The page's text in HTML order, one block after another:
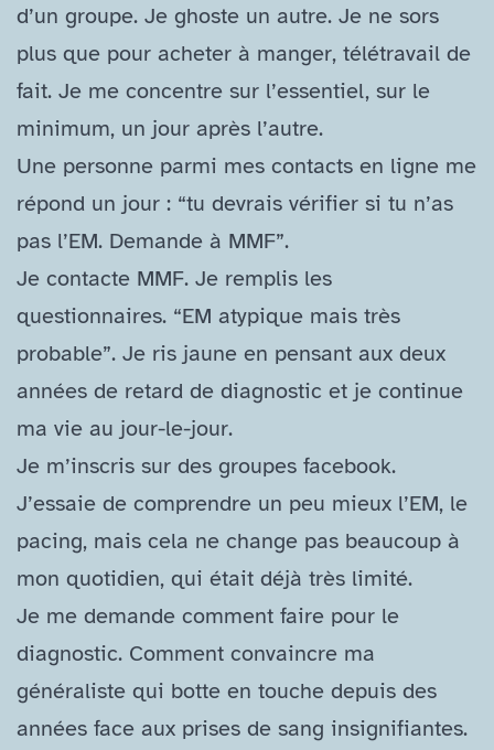
d’un groupe. Je ghoste un autre. Je ne sors
plus que pour acheter à manger, télétravail de
fait. Je me concentre sur l’essentiel, sur le
minimum, un jour après l’autre.
Une personne parmi mes contacts en ligne me
répond un jour : “tu devrais vérifier si tu n’as
pas l’EM. Demande à MMF”.
Je contacte MMF. Je remplis les
questionnaires. “EM atypique mais très
probable”. Je ris jaune en pensant aux deux
années de retard de diagnostic et je continue
ma vie au jour-le-jour.
Je m’inscris sur des groupes facebook.
J’essaie de comprendre un peu mieux l’EM, le
pacing, mais cela ne change pas beaucoup à
mon quotidien, qui était déjà très limité.
Je me demande comment faire pour le
diagnostic. Comment convaincre ma
généraliste qui botte en touche depuis des
années face aux prises de sang insignifiantes.